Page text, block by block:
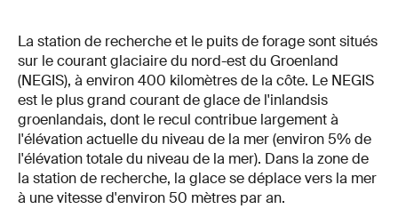
La station de recherche et le puits de forage sont situés
sur le courant glaciaire du nord-est du Groenland
(NEGIS), à environ 400 kilomètres de la côte. Le NEGIS
est le plus grand courant de glace de l'inlandsis
groenlandais, dont le recul contribue largement à
l'élévation actuelle du niveau de la mer (environ 5% de
l'élévation totale du niveau de la mer). Dans la zone de
la station de recherche, la glace se déplace vers la mer
à une vitesse d'environ 50 mètres par an.